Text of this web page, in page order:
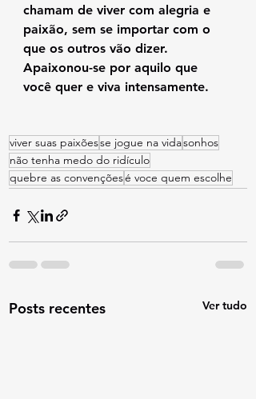
chamam de viver com alegria e
paixão, sem se importar com o
que os outros vão dizer.
Apaixonou-se por aquilo que
você quer e viva intensamente.
viver suas paixõesse jogue na vidasonhos
não tenha medo do ridículo
quebre as convençõesé voce quem escolhe
Posts recentes Ver tudo